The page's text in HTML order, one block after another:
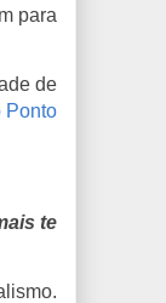
para
de
Ponto
te